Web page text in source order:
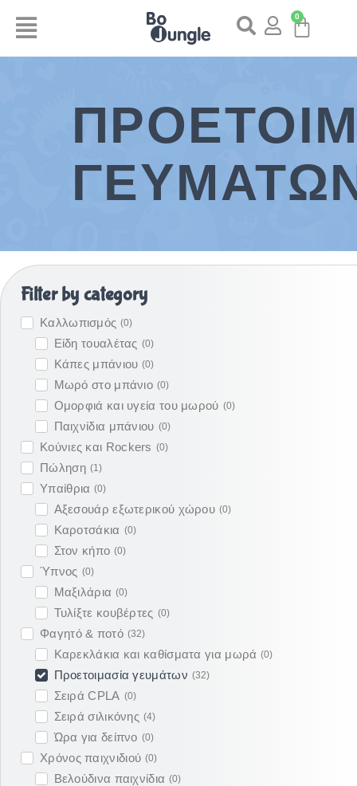
0
Filter by category
Καλλωπισμός (0)
Είδη τουαλέτας (0)
Κάπες μπάνιου (0)
Μωρό στο μπάνιο (0)
Ομορφιά και υγεία του μωρού (0)
Παιχνίδια μπάνιου (0)
Κούνιες και Rockers (0)
Πώληση (1 )
Υπαίθρια (0)
Αξεσουάρ εξωτερικού χώρου (0)
Καροτσάκια (0)
Στον κήπο (0)
Ύπνος (0)
Μαξιλάρια (0)
Τυλίξτε κουβέρτες (0)
Φαγητό & ποτό (32)
Καρεκλάκια και καθίσματα για μωρά (0)
Προετοιμασία γευμάτων (32)
Σειρά CPLA (0)
Σειρά σιλικόνης (4)
Ώρα για δείπνο (0)
Χρόνος παιχνιδιού (0)
Βελούδινα παιχνίδια (0)